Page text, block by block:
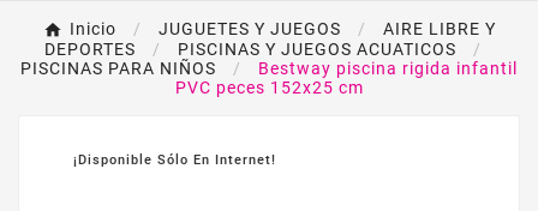
Inicio JUGUETES Y JUEGOS
AIRE LIBRE Y
DEPORTES
PISCINAS Y JUEGOS ACUATICOS
PISCINAS PARA NIÑOS
Bestway piscina rigida infantil
PVC peces 152x25 cm
¡Disponible Sólo En Internet!